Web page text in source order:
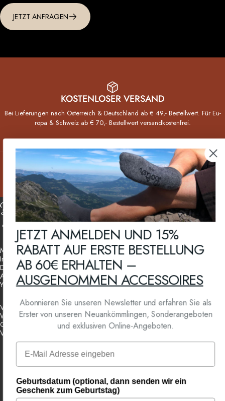
JETZT ANFRAGEN
KOSTENLOSER VERSAND
Bei Lieferungen nach Öster­reich & Deutsch­land ab € 49,- Bestell­wert. Für Eu­
ropa & Schweiz ab € 70,- Bestellwert versand­kosten­frei.
Bolter Sockenmanufaktur
Facebook
Instagram
YouTube
Mein Konto
Impressum
Datenschutzerklärung
AGB
Your Privacy Choices
Versandbedingungen
Widerrufsbelehrung
Geschenkgutschein
Vertrag widerrufen
Powered by Shopify
Österreich (EUR €)
JETZT ANMELDEN UND 15%
RABATT AUF ERSTE BESTELLUNG
AB 60€ ERHALTEN –
AUSGENOMMEN ACCESSOIRES
Abonnieren Sie unseren Newsletter und erfahren Sie als
Erster von unseren Neuankömmlingen, Sonderangeboten
und exklusiven Online-Angeboten.
Email
Geburtsdatum (optional, dann senden wir ein
Geschenk zum Geburtstag)